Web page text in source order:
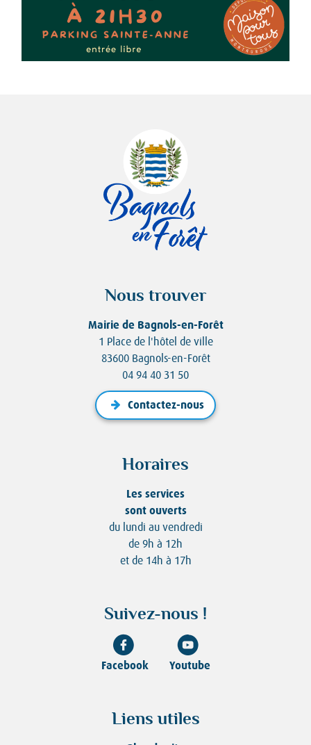
Nous trouver
Mairie de Bagnols-en-Forêt
1 Place de l'hôtel de ville
83600 Bagnols-en-Forêt
04 94 40 31 50
Contactez-nous
Horaires
Les services
sont ouverts
du lundi au vendredi
de 9h à 12h
et de 14h à 17h
Suivez-nous !
Facebook Youtube
Liens utiles